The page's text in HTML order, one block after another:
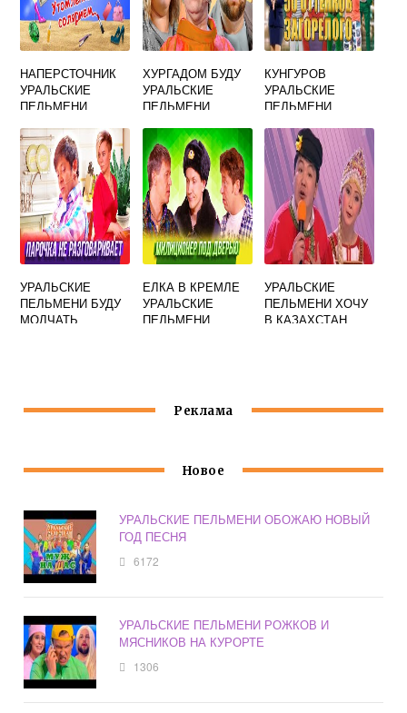
НАПЕРСТОЧНИК
УРАЛЬСКИЕ
ПЕЛЬМЕНИ
ХУРГАДОМ БУДУ
УРАЛЬСКИЕ
ПЕЛЬМЕНИ
КУНГУРОВ
УРАЛЬСКИЕ
ПЕЛЬМЕНИ
УРАЛЬСКИЕ
ПЕЛЬМЕНИ БУДУ
МОЛЧАТЬ
ЕЛКА В КРЕМЛЕ
УРАЛЬСКИЕ
ПЕЛЬМЕНИ
УРАЛЬСКИЕ
ПЕЛЬМЕНИ ХОЧУ
В КАЗАХСТАН
Реклама
Новое
УРАЛЬСКИЕ ПЕЛЬМЕНИ ОБОЖАЮ НОВЫЙ
ГОД ПЕСНЯ
6172
УРАЛЬСКИЕ ПЕЛЬМЕНИ РОЖКОВ И
МЯСНИКОВ НА КУРОРТЕ
1306